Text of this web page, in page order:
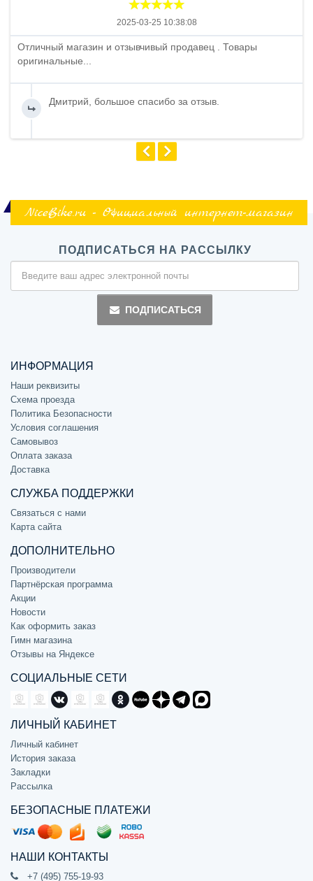
2025-03-25 10:38:08
Отличный магазин и отзывчивый продавец . Товары
оригинальные...
Дмитрий, большое спасибо за отзыв.
NiceBike.ru - Официальный интернет-магазин
ПОДПИСАТЬСЯ НА РАССЫЛКУ
ПОДПИСАТЬСЯ
ИНФОРМАЦИЯ
Наши реквизиты
Схема проезда
Политика Безопасности
Условия соглашения
Самовывоз
Оплата заказа
Доставка
СЛУЖБА ПОДДЕРЖКИ
Связаться с нами
Карта сайта
ДОПОЛНИТЕЛЬНО
Производители
Партнёрская программа
Акции
Новости
Как оформить заказ
Гимн магазина
Отзывы на Яндексе
СОЦИАЛЬНЫЕ СЕТИ
ЛИЧНЫЙ КАБИНЕТ
Личный кабинет
История заказа
Закладки
Рассылка
БЕЗОПАСНЫЕ ПЛАТЕЖИ
НАШИ КОНТАКТЫ
+7 (495) 755-19-93